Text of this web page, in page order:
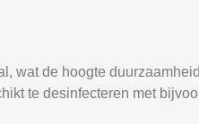
wat de hoogte
te desinfecteren met